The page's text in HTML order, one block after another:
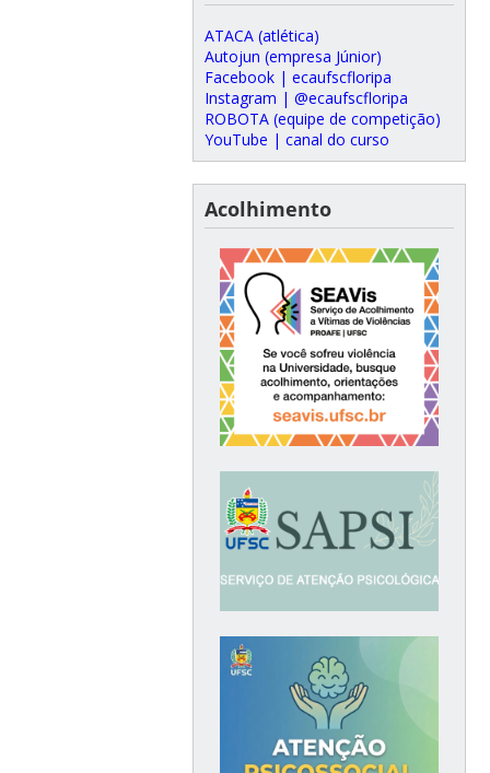
ATACA (atlética)
Autojun (empresa Júnior)
Facebook | ecaufscfloripa
Instagram | @ecaufscfloripa
ROBOTA (equipe de competição)
YouTube | canal do curso
Acolhimento